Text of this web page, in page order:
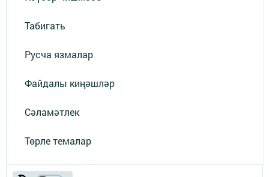
Табигать
Русча язмалар
Файдалы киңәшләр
Сәламәтлек
Төрле темалар